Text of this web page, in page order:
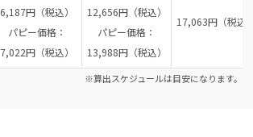
6,187円（税込）
パピー価格：
7,022円（税込）
12,656円（税込）
パピー価格：
13,988円（税込）
17,063円（税込
※算出スケジュールは目安になります。